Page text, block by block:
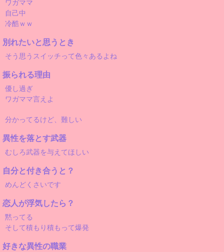
ワガママ
自己中
冷酷ｗｗ
別れたいと思うとき
そう思うスイッチって色々あるよね
振られる理由
優し過ぎ
ワガママ言えよ
分かってるけど、難しい
異性を落とす武器
むしろ武器を与えてほしい
自分と付き合うと？
めんどくさいです
恋人が浮気したら？
黙ってる
そして積もり積もって爆発
好きな異性の職業